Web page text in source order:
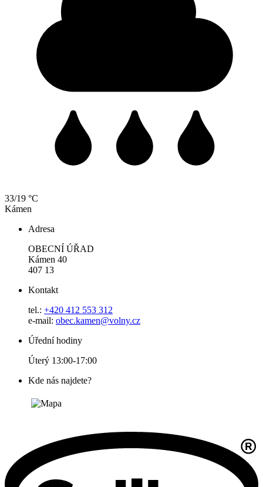
33/19 °C
Kámen
Adresa
OBECNÍ ÚŘAD
Kámen 40
407 13
Kontakt
tel.: +420 412 553 312
e-mail: obec.kamen@volny.cz
Úřední hodiny
Úterý 13:00-17:00
Kde nás najdete?